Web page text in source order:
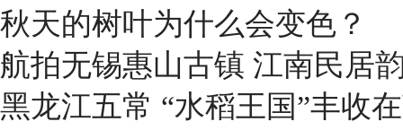
秋天的树叶为什么会变色？
航拍无锡惠山古镇 江南民居
黑龙江五常 “水稻王国”丰收